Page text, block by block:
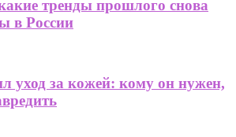
тренды прошлого снова
в России
уход за кожей: кому он нужен,